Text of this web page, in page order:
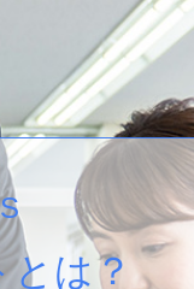
とは？